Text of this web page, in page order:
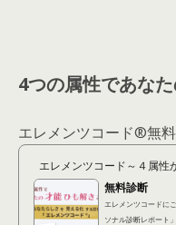
4つの属性であな
エレメンツコード®︎無
エレメンツコード～４属性
無料診断
エレメンツコードに
ソナル診断レポート